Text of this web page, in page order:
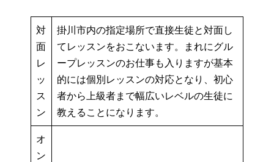
対
面
レ
ッ
ス
ン
掛川市内の指定場所で直接生徒と対面し
てレッスンをおこないます。まれにグル
ープレッスンのお仕事も入りますが基本
的には個別レッスンの対応となり、初心
者から上級者まで幅広いレベルの生徒に
教えることになります。
オ
ン